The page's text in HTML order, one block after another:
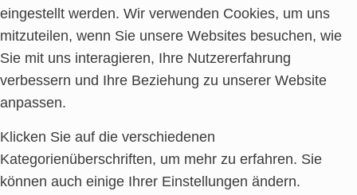
eingestellt werden. Wir verwenden Cookies, um uns
mitzuteilen, wenn Sie unsere Websites besuchen, wie
Sie mit uns interagieren, Ihre Nutzererfahrung
verbessern und Ihre Beziehung zu unserer Website
anpassen.
Klicken Sie auf die verschiedenen
Kategorienüberschriften, um mehr zu erfahren. Sie
können auch einige Ihrer Einstellungen ändern.